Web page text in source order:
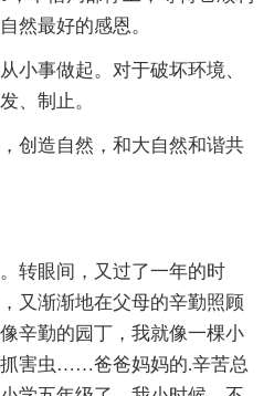
然最好的感恩。
事做起。对于破坏环境、
、制止。
造自然，和大自然和谐共
眼间，又过了一年的时
又渐渐地在父母的辛勤照顾
辛勤的园丁，我就像一棵小
害虫……爸爸妈妈的.辛苦总